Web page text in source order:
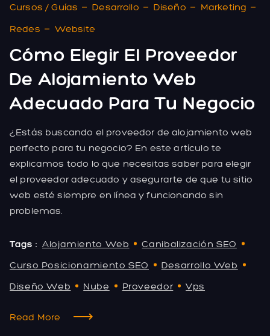
Cursos / Guías
Desarrollo Diseño
Marketing
Redes
Website
Cómo Elegir El Proveedor
De Alojamiento Web
Adecuado Para Tu Negocio
¿Estás buscando el proveedor de alojamiento web
perfecto para tu negocio? En este artículo te
explicamos todo lo que necesitas saber para elegir
el proveedor adecuado y asegurarte de que tu sitio
web esté siempre en línea y funcionando sin
problemas.
Tags : Alojamiento Web
Canibalización SEO
Curso Posicionamiento SEO
Desarrollo Web
Diseño Web
Nube Proveedor Vps
Read More